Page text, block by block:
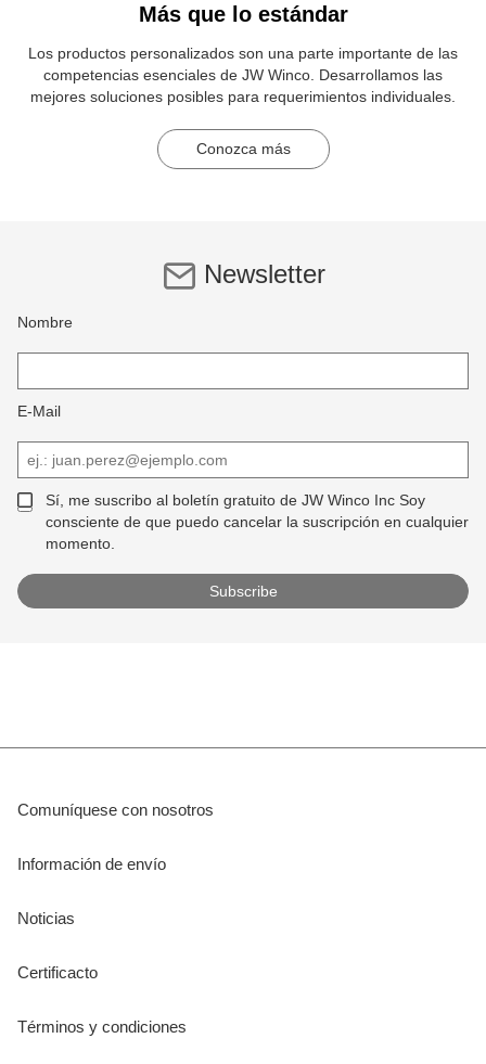
Más que lo estándar
Los productos personalizados son una parte importante de las
competencias esenciales de JW Winco. Desarrollamos las
mejores soluciones posibles para requerimientos individuales.
Conozca más
Newsletter
Nombre
E-Mail
Sí, me suscribo al boletín gratuito de JW Winco Inc Soy
consciente de que puedo cancelar la suscripción en cualquier
momento.
Comuníquese con nosotros
Información de envío
Noticias
Certificacto
Términos y condiciones